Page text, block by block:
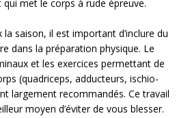
met le corps à rude épreuve.
saison, il est important d’inclure du
dans la préparation physique. Le
et les exercices permettant de
(quadriceps, adducteurs, ischio-
largement recommandés. Ce travail
moyen d’éviter de vous blesser.